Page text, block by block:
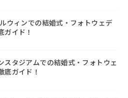
ウィンでの結婚式・フォトウェデ
ガイド！
スタジアムでの結婚式・フォトウェ
底ガイド！